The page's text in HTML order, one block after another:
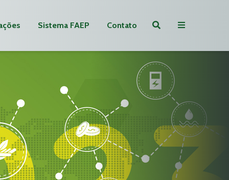
Sistema FAEP Contato